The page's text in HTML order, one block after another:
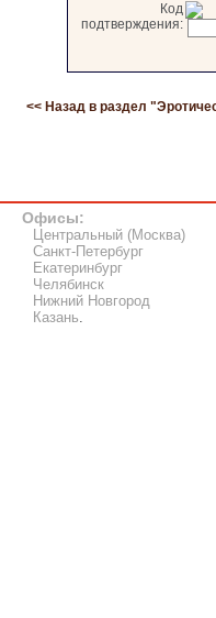
Код
подтверждения:
<< Назад в раздел "
Офисы:
Центральный (Москва)
Санкт-Петербург
Екатеринбург
Челябинск
Нижний Новгород
Казань.